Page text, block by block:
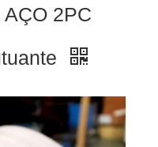
2PC